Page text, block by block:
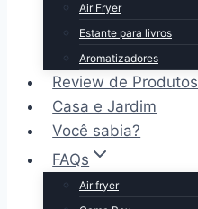
Air Fryer
Estante para livros
Aromatizadores
Review de Produtos
Casa e Jardim
Você sabia?
FAQs
Air fryer